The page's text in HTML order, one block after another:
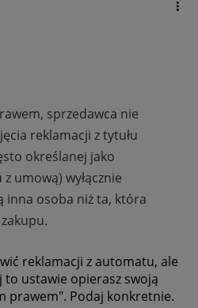
sprzedawca nie
reklamacji z tytułu
określanej jako
umową) wyłącznie
inna osoba niż ta, która
reklamacji z automatu, ale
to ustawie opierasz swoją
prawem". Podaj konkretnie.